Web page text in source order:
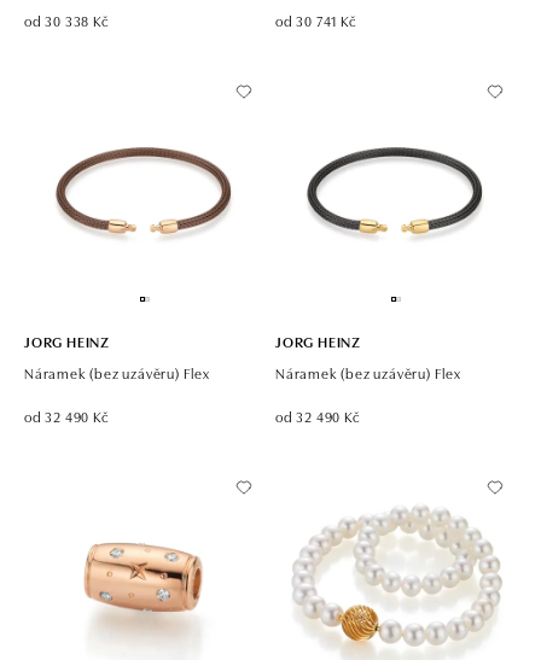
od 30 338 Kč od 30 741 Kč
JORG HEINZ
Náramek (bez uzávěru) Flex
od 32 490 Kč
JORG HEINZ
Náramek (bez uzávěru) Flex
od 32 490 Kč